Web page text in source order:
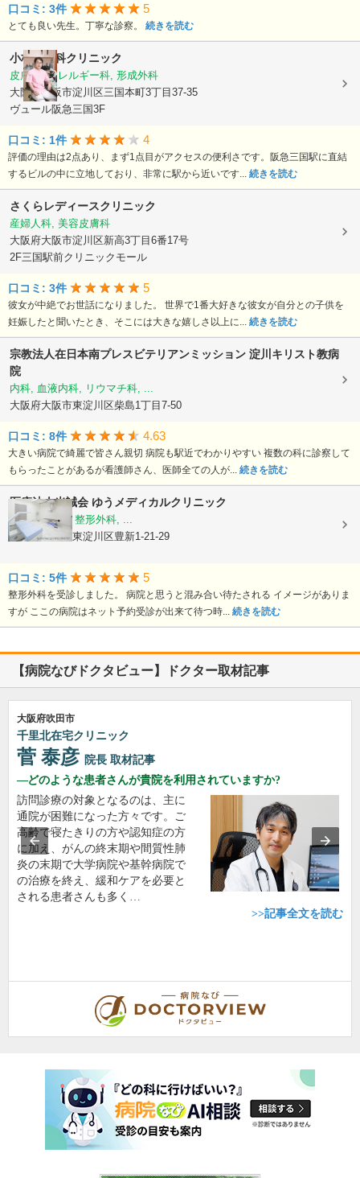
口コミ: 3件 5
とても良い先生。丁寧な診察。 続きを読む
小林皮フ科クリニック
皮膚科, アレルギー科, 形成外科
大阪府大阪市淀川区三国本町3丁目37-35
ヴュール阪急三国3F
口コミ: 1件 4
評価の理由は2点あり、まず1点目がアクセスの便利さです。阪急三国駅に直結
するビルの中に立地しており、非常に駅から近いです... 続きを読む
さくらレディースクリニック
産婦人科, 美容皮膚科
大阪府大阪市淀川区新高3丁目6番17号
2F三国駅前クリニックモール
口コミ: 3件 5
彼女が中絶でお世話になりました。 世界で1番大好きな彼女が自分との子供を
妊娠したと聞いたとき、そこには大きな嬉しさ以上に... 続きを読む
宗教法人在日本南プレスビテリアンミッション 淀川キリスト教病
院
内科, 血液内科, リウマチ科, ...
大阪府大阪市東淀川区柴島1丁目7-50
口コミ: 8件 4.63
大きい病院で綺麗で皆さん親切 病院も駅近でわかりやすい 複数の科に診察して
もらったことがあるが看護師さん、医師全ての人が... 続きを読む
医療法人光誠会 ゆうメディカルクリニック
内科, 皮膚科, 整形外科, ...
大阪府大阪市東淀川区豊新1-21-29
口コミ: 5件 5
整形外科を受診しました。 病院と思うと混み合い待たされる イメージがありま
すが ここの病院はネット予約受診が出来て待つ時... 続きを読む
【病院なびドクタビュー】ドクター取材記事
大阪府吹田市
千里北在宅クリニック
菅 泰彦 院長 取材記事
どのような患者さんが貴院を利用されていますか?
訪問診療の対象となるのは、主に
通院が困難になった方々です。ご
高齢で寝たきりの方や認知症の方
に加え、がんの終末期や間質性肺
炎の末期で大学病院や基幹病院で
の治療を終え、緩和ケアを必要と
される患者さんも多く…
>>記事全文を読む